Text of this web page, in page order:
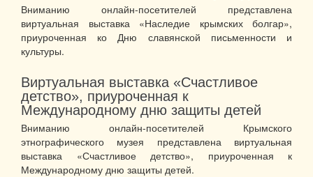
Вниманию онлайн-посетителей представлена
виртуальная выставка «Наследие крымских болгар»,
приуроченная ко Дню славянской письменности и
культуры.
Виртуальная выставка «Счастливое
детство», приуроченная к
Международному дню защиты детей
Вниманию онлайн-посетителей Крымского
этнографического музея представлена виртуальная
выставка «Счастливое детство», приуроченная к
Международному дню защиты детей.